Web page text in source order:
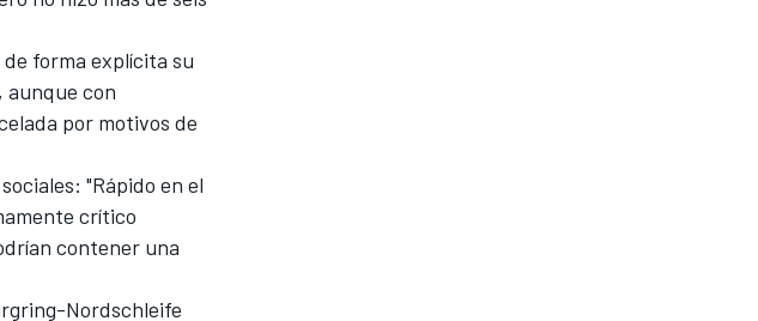
forma explícita su
aunque con
por motivos de
: "Rápido en el
crítico
contener una
Nordschleife